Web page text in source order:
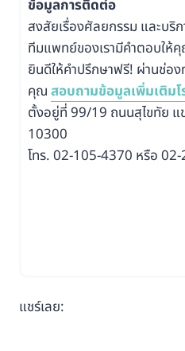
ข้อมูลการติดต่อ
สงสัยเรื่องศัลยกรรม และบริ
ทีมแพทย์ของเรามีคำตอบให้
ยินดีให้คำปรึกษาฟรี! ผ่านช่อ
คุณสอบถามข้อมูลเพิ่มเติม
ตั้งอยู่ที่ 99/19 ถนนสุไขทัย แ
10300
โทร. 02-105-4370 หรือ
แชร์เลย: